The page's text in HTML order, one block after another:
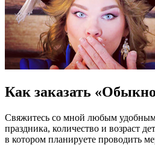
Как заказать
Свяжитесь со мной любым
праздника, количество и возраст
в котором планируете проводить